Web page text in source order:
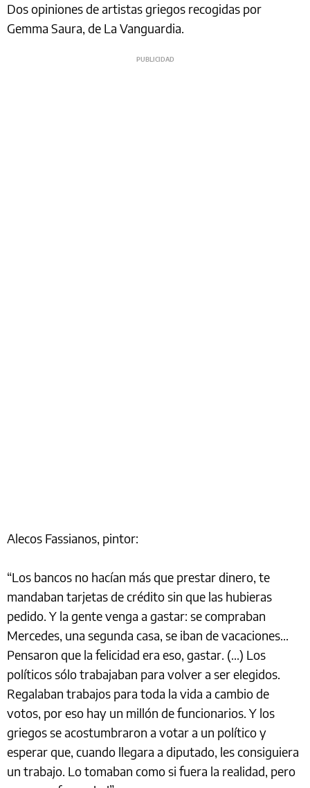
Dos opiniones de artistas griegos recogidas por
Gemma Saura, de La Vanguardia.
Alecos Fassianos, pintor:
“Los bancos no hacían más que prestar dinero, te
mandaban tarjetas de crédito sin que las hubieras
pedido. Y la gente venga a gastar: se compraban
Mercedes, una segunda casa, se iban de vacaciones...
Pensaron que la felicidad era eso, gastar. (...) Los
políticos sólo trabajaban para volver a ser elegidos.
Regalaban trabajos para toda la vida a cambio de
votos, por eso hay un millón de funcionarios. Y los
griegos se acostumbraron a votar a un político y
esperar que, cuando llegara a diputado, les consiguiera
un trabajo. Lo tomaban como si fuera la realidad, pero